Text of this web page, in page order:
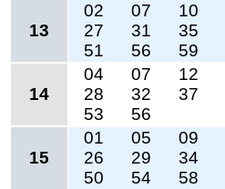
13
02 07 10
27
31 35
51
56 59
14
04 07 12
28
32 37
53
56
15
01 05 09
26
29 34
50
54 58